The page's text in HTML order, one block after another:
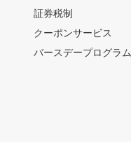
証券税制
クーポンサービス
バースデープログラム